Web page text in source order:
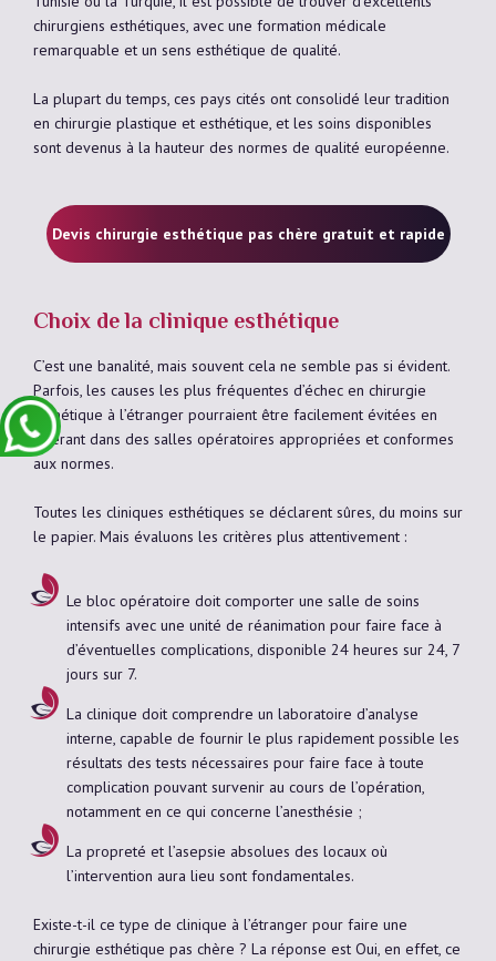
chirurgiens esthétiques, avec une formation médicale
remarquable et un sens esthétique de qualité.
La plupart du temps, ces pays cités ont consolidé leur tradition
en chirurgie plastique et esthétique, et les soins disponibles
sont devenus à la hauteur des normes de qualité européenne.
Devis chirurgie esthétique pas chère gratuit et rapide
Choix de la clinique esthétique
C’est une banalité, mais souvent cela ne semble pas si évident.
Parfois, les causes les plus fréquentes d’échec en chirurgie
esthétique à l’étranger pourraient être facilement évitées en
opérant dans des salles opératoires appropriées et conformes
aux normes.
Toutes les cliniques esthétiques se déclarent sûres, du moins sur
le papier. Mais évaluons les critères plus attentivement :
Le bloc opératoire doit comporter une salle de soins
intensifs avec une unité de réanimation pour faire face à
d’éventuelles complications, disponible 24 heures sur 24, 7
jours sur 7.
La clinique doit comprendre un laboratoire d’analyse
interne, capable de fournir le plus rapidement possible les
résultats des tests nécessaires pour faire face à toute
complication pouvant survenir au cours de l’opération,
notamment en ce qui concerne l’anesthésie ;
La propreté et l’asepsie absolues des locaux où
l’intervention aura lieu sont fondamentales.
Existe-t-il ce type de clinique à l’étranger pour faire une
chirurgie esthétique pas chère ? La réponse est Oui, en effet, ce